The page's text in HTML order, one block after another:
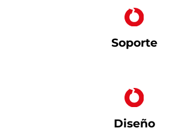
Soporte
Diseño